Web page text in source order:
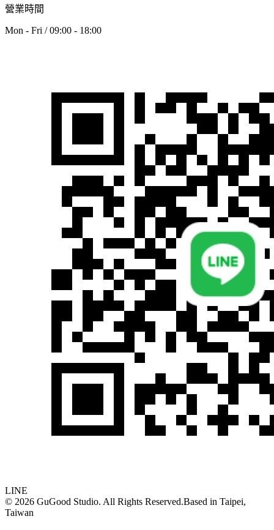
營業時間
Mon - Fri / 09:00 - 18:00
LINE
© 2026 GuGood Studio. All Rights Reserved.Based in Taipei,
Taiwan